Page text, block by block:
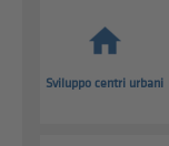
Sviluppo centri urbani